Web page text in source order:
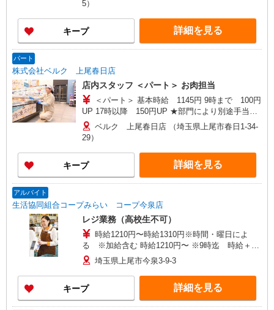
に時給100円UP！ 上記時間帯は募集時間ではあり
ません。募集時間は勤務時間・曜日欄でご確認く
ださい。
5）
キープ 詳細を見る
パート
株式会社ベルク 上尾春日店
店内スタッフ ＜パート＞ お肉担当
＜パート＞ 基本時給 1145円 9時まで 100円
UP 17時以降 150円UP ★部門により別途手当が
つく場合あり ※22時以降 基本時給より25％UP
★評価制度で時給UP！ ★パートは日・祝日は更
に時給100円UP！ 上記時間帯は募集時間ではあり
ません。募集時間は勤務時間・曜日欄でご確認く
ださい。
ベルク 上尾春日店 （埼玉県上尾市春日1-34-
29）
キープ 詳細を見る
アルバイト
生活協同組合コープみらい コープ今泉店
レジ業務（高校生不可）
時給1210円〜時給1310円※時間・曜日によ
る ※加給含む 時給1210円〜 ※9時迄 時給＋
100円埼玉県上尾市今泉3-9-3
キープ 詳細を見る